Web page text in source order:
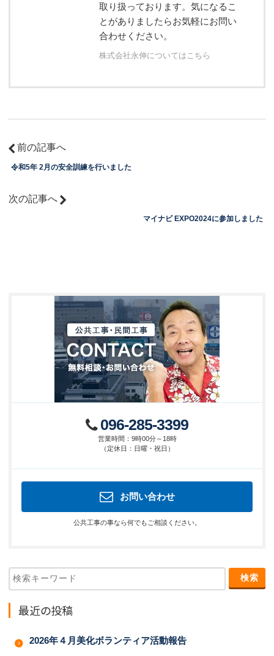
取り扱っております。気になるこ
とがありましたらお気軽にお問い
合わせください。
株式会社永伸についてはこちら
前の記事へ
令和5年 2月の安全訓練を行いました
次の記事へ
マイナビ EXPO2024に参加しました
096-285-3399
営業時間 ： 9時00分～18時
（ 定休日 ： 日曜・祝日 ）
お問い合わせ
公共工事の事なら何でもご相談ください。
最近の投稿
2026年４月美化ボランティア活動報告